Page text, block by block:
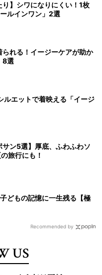
り】シワになりにくい！1枚
ルインワン」2選
れる！イージーケアが助か
8選
ルエットで着映える「イージ
ン5選】厚底、ふわふわソ
旅行にも！
どもの記憶に一生残る【極
Recommended by
US